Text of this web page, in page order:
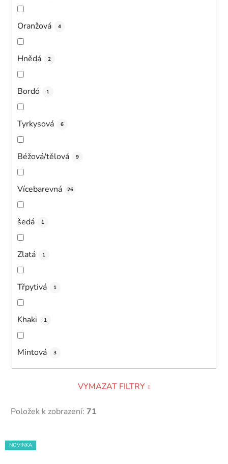
Oranžová 4
Hnědá 2
Bordó 1
Tyrkysová 6
Béžová/tělová 9
Vícebarevná 26
šedá 1
Zlatá 1
Třpytivá 1
Khaki 1
Mintová 3
VYMAZAT FILTRY
Položek k zobrazení: 71
V
ý
NOVINKA